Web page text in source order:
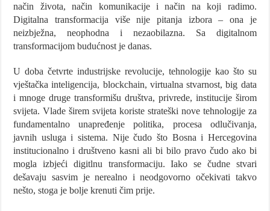
način života, način komunikacije i način na koji radimo.
Digitalna transformacija više nije pitanja izbora – ona je
neizbježna, neophodna i nezaobilazna. Sa digitalnom
transformacijom budućnost je danas.
U doba četvrte industrijske revolucije, tehnologije kao što su
vještačka inteligencija, blockchain, virtualna stvarnost, big data
i mnoge druge transformišu društva, privrede, institucije širom
svijeta. Vlade širem svijeta koriste strateški nove tehnologije za
fundamentalno unapređenje politika, procesa odlučivanja,
javnih usluga i sistema. Nije čudo što Bosna i Hercegovina
institucionalno i društveno kasni ali bi bilo pravo čudo ako bi
mogla izbjeći digitlnu transformaciju. Iako se čudne stvari
dešavaju sasvim je nerealno i neodgovorno očekivati takvo
nešto, stoga je bolje krenuti čim prije.